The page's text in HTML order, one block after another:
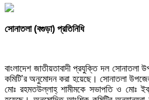
সোনাতলা (বগুড়া) প্রতিনিধি
বাংলাদেশ জাতীয়তাবাদী প্রযুক্তি দল সোনাতলা
কমিটি’র অনুমোদন করা হয়েছে। সোনাতলা
মোঃ রহমতউল্লাহ্ শামীমকে সভাপতি ও মোঃ